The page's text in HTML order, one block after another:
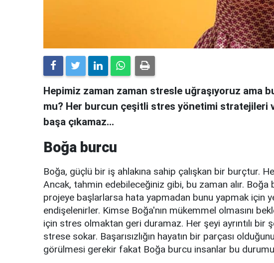
Hepimiz zaman zaman stresle uğraşıyoruz ama
mu? Her burcun çeşitli stres yönetimi stratejileri
başa çıkamaz…
Boğa burcu
Boğa, güçlü bir iş ahlakına sahip çalışkan bir burçtur.
Ancak, tahmin edebileceğiniz gibi, bu zaman alır. Boğa
projeye başlarlarsa hata yapmadan bunu yapmak için
endişelenirler. Kimse Boğa'nın mükemmel olmasını
için stres olmaktan geri duramaz. Her şeyi ayrıntılı bir
strese sokar. Başarısızlığın hayatın bir parçası
görülmesi gerekir fakat Boğa burcu insanlar bu